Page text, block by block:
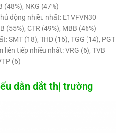
(48%), NKG (47%)
động nhiều nhất: E1VFVN30
(55%), CTR (49%), MBB (46%)
SMT (18), THD (16), TGG (14), PGT
liên tiếp nhiều nhất: VRG (6), TVB
(6)
dẫn dắt thị trường